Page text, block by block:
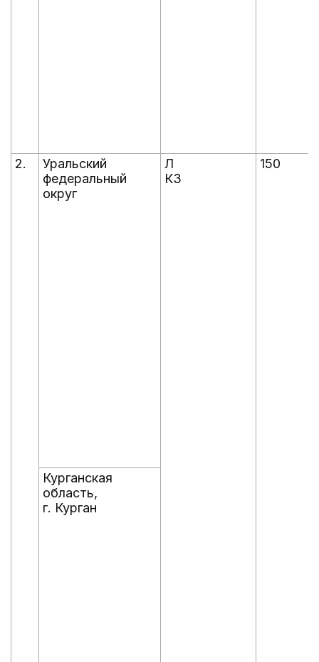
2.
Уральский
федеральный
округ
Л
КЗ
150
Курганская
область,
г. Курган